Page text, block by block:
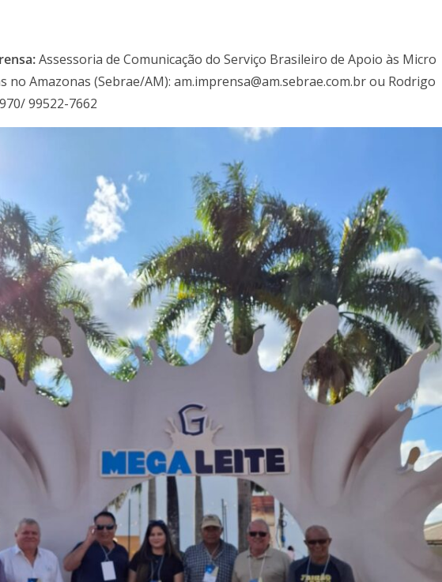
Assessoria de Comunicação do Serviço Brasileiro de Apoio às Micro
no Amazonas (Sebrae/AM): am.imprensa@am.sebrae.com.brou Rodrigo
99522-7662